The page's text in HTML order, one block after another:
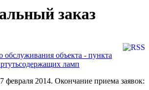
заказ
обслуживания объекта - пункта
ламп
февраля 2014. Окончание приема заявок: